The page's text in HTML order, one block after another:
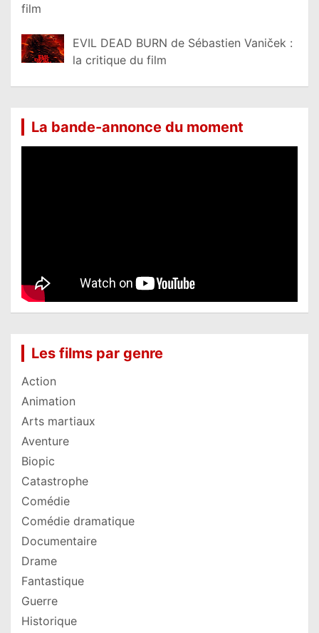
film
EVIL DEAD BURN de Sébastien Vaniček :
la critique du film
La bande-annonce du moment
Les films par genre
Action
Animation
Arts martiaux
Aventure
Biopic
Catastrophe
Comédie
Comédie dramatique
Documentaire
Drame
Fantastique
Guerre
Historique